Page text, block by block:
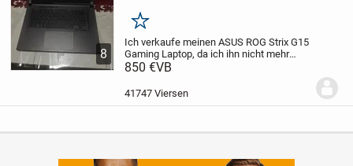
8
Merken
Ich verkaufe meinen ASUS ROG Strix G15
Gaming Laptop, da ich ihn nicht mehr
benötige (selten genutzt).
technischen und optischen Zustand und
850 €VB
41747 Viersen